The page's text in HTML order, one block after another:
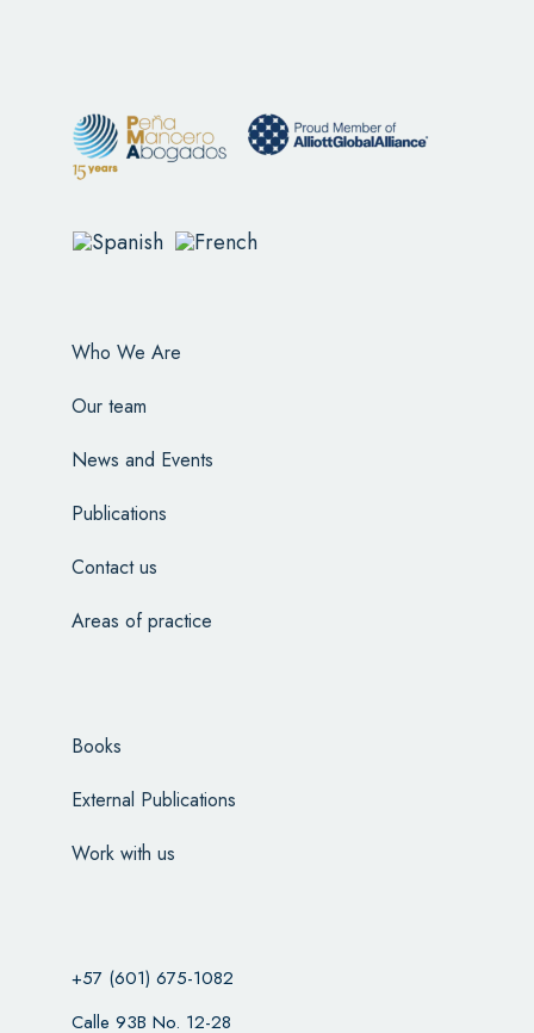
Who We Are
Our team
News and Events
Publications
Contact us
Areas of practice
Books
External Publications
Work with us
+57 (601) 675-1082
Calle 93B No. 12-28